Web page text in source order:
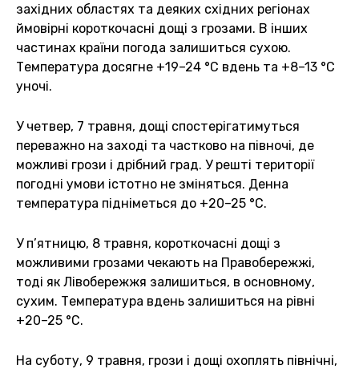
західних областях та деяких східних регіонах
ймовірні короткочасні дощі з грозами. В інших
частинах країни погода залишиться сухою.
Температура досягне +19–24 °С вдень та +8–13 °С
уночі.
У четвер, 7 травня, дощі спостерігатимуться
переважно на заході та частково на півночі, де
можливі грози і дрібний град. У решті території
погодні умови істотно не зміняться. Денна
температура підніметься до +20–25 °С.
У п’ятницю, 8 травня, короткочасні дощі з
можливими грозами чекають на Правобережжі,
тоді як Лівобережжя залишиться, в основному,
сухим. Температура вдень залишиться на рівні
+20–25 °С.
На суботу, 9 травня, грози і дощі охоплять північні,